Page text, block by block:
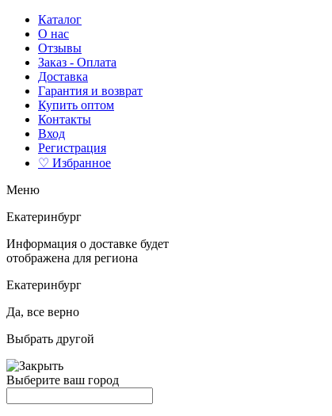
Каталог
О нас
Отзывы
Заказ - Оплата
Доставка
Гарантия и возврат
Купить оптом
Контакты
Вход
Регистрация
♡ Избранное
Меню
Екатеринбург
Информация о доставке будет
отображена для региона
Екатеринбург
Да, все верно
Выбрать другой
Выберите ваш город